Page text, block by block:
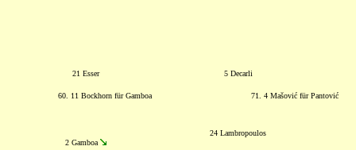
21 Esser 5 Decarli
60. 11 Bockhorn für Gamboa 71. 4 Mašović für Pantović
2 Gamboa
24 Lambropoulos